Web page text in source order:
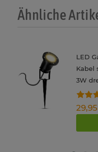
Ähnliche
LED
Kabel
3W
3CCT